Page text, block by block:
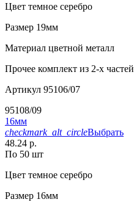
Цвет темное серебро
Размер 19мм
Материал цветной металл
Прочее комплект из 2-х частей
Артикул 95106/07
95108/09
16мм
checkmark_alt_circleВыбрать
48.24 р.
По 50 шт
Цвет темное серебро
Размер 16мм